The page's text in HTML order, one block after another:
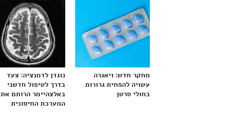
מחקר חדש: ויאגרה
עשויה להפחית גרורות
בחולי סרטן
נוגדן לדמנציה: צעד
בדרך לטיפול חדשני
באלצהיימר הרותם את
המערכת החיסונית